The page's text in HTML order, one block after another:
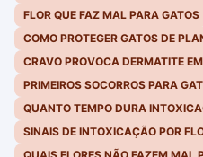
FLOR QUE FAZ MAL PARA GATOS
COMO PROTEGER GATOS DE
CRAVO PROVOCA DERMATITE
PRIMEIROS SOCORROS PARA
QUANTO TEMPO DURA
SINAIS DE INTOXICAÇÃO POR